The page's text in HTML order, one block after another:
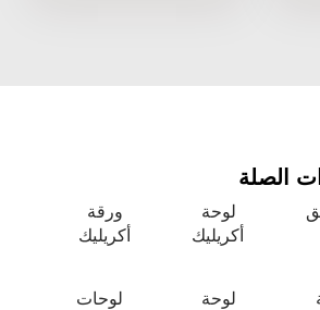
الصلة
لوحة
أكريليك
ورقة
أكريليك
لوحة
لوحات